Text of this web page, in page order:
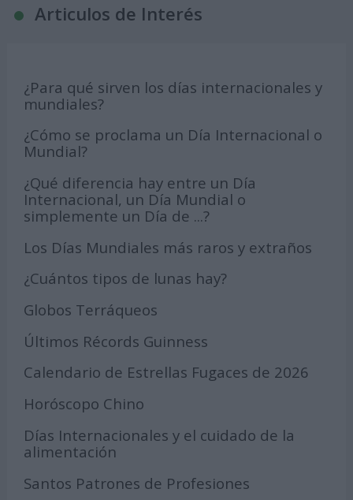
Articulos de Interés
¿Para qué sirven los días internacionales y
mundiales?
¿Cómo se proclama un Día Internacional o
Mundial?
¿Qué diferencia hay entre un Día
Internacional, un Día Mundial o
simplemente un Día de ...?
Los Días Mundiales más raros y extraños
¿Cuántos tipos de lunas hay?
Globos Terráqueos
Últimos Récords Guinness
Calendario de Estrellas Fugaces de 2026
Horóscopo Chino
Días Internacionales y el cuidado de la
alimentación
Santos Patrones de Profesiones